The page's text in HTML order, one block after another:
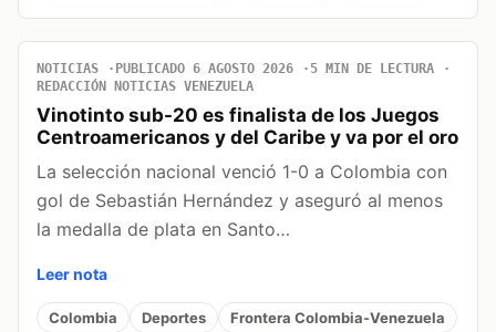
NOTICIAS PUBLICADO 6 AGOSTO 2026
5 MIN DE LECTURA
REDACCIÓN NOTICIAS VENEZUELA
Vinotinto sub-20 es finalista de los Juegos
Centroamericanos y del Caribe y va por el oro
La selección nacional venció 1-0 a Colombia con
gol de Sebastián Hernández y aseguró al menos
la medalla de plata en Santo…
Leer nota
Colombia Deportes
Frontera Colombia-Venezuela